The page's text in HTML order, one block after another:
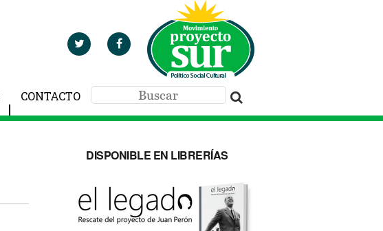
CONTACTO
DISPONIBLE EN LIBRERÍAS